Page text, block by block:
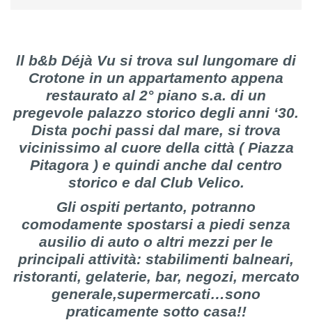
ll b&b Déjà Vu si trova sul lungomare di
Crotone in un appartamento appena
restaurato al 2° piano s.a. di un
pregevole palazzo storico degli anni ‘30.
Dista pochi passi dal mare, si trova
vicinissimo al cuore della città ( Piazza
Pitagora ) e quindi anche dal centro
storico e dal Club Velico.
Gli ospiti pertanto, potranno
comodamente spostarsi a piedi senza
ausilio di auto o altri mezzi per le
principali attività: stabilimenti balneari,
ristoranti, gelaterie, bar, negozi, mercato
generale,supermercati…sono
praticamente sotto casa!!